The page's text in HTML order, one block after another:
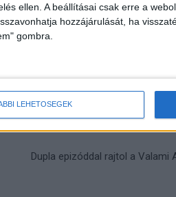
ellen. A beállításai csak erre a
hozzájárulását, ha
gombra.
LEHETŐSÉGEK
Dupla epizóddal rajtol a Valami